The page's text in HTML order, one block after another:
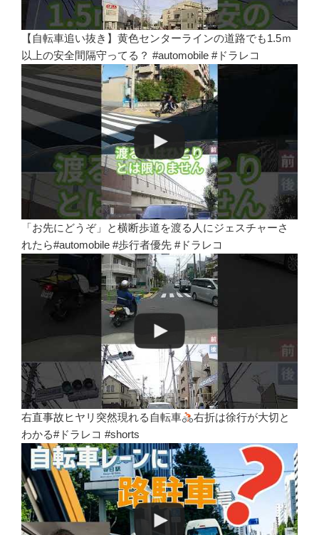
【自転車追い抜き】黄色センターラインの道路でも1.5ｍ
以上の安全間隔守ってる？ #automobile #ドラレコ
「お先にどうぞ」と横断歩道を渡る人にジェスチャーさ
れたら#automobile #歩行者優先 #ドラレコ
右直事故ヒヤリ突然現れる自転車
右折は徐行が大切と
わかる#ドラレコ #shorts